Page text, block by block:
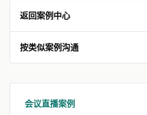
返回案例中心
按类似案例沟通
会议直播案例